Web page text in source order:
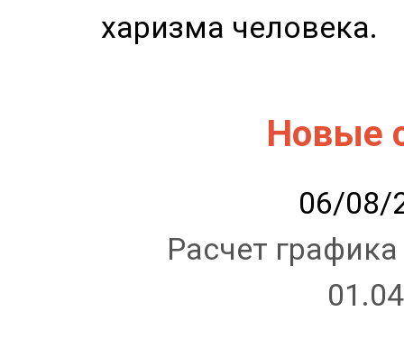
харизма человека.
Новые
06/08/
Расчет